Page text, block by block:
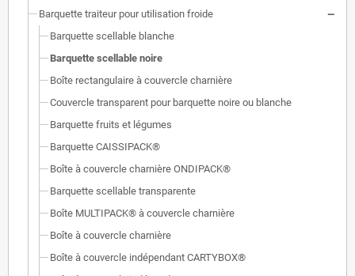
Barquette traiteur pour utilisation froide
Barquette scellable blanche
Barquette scellable noire
Boîte rectangulaire à couvercle charnière
Couvercle transparent pour barquette noire ou blanche
Barquette fruits et légumes
Barquette CAISSIPACK®
Boîte à couvercle charnière ONDIPACK®
Barquette scellable transparente
Boîte MULTIPACK® à couvercle charnière
Boîte à couvercle charnière
Boîte à couvercle indépendant CARTYBOX®